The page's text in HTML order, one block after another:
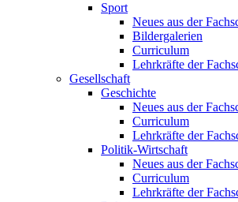
Sport
Neues aus der
Bildergalerien
Curriculum
Lehrkräfte der
Gesellschaft
Geschichte
Neues aus der
Curriculum
Lehrkräfte der
Politik-Wirtschaft
Neues aus der
Curriculum
Lehrkräfte der